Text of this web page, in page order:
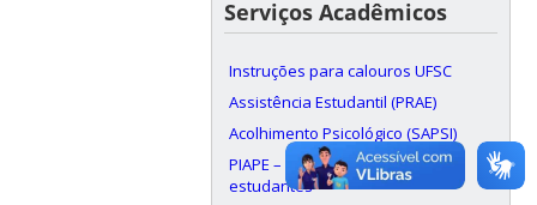
Serviços Acadêmicos
Instruções para calouros UFSC
Assistência Estudantil (PRAE)
Acolhimento Psicológico (SAPSI)
PIAPE – Apoio pedagógico aos
estudantes